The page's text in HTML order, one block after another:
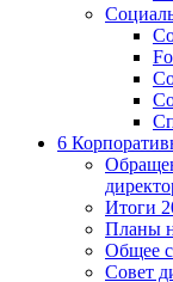
6
Итоги
Планы
Общее
Совет